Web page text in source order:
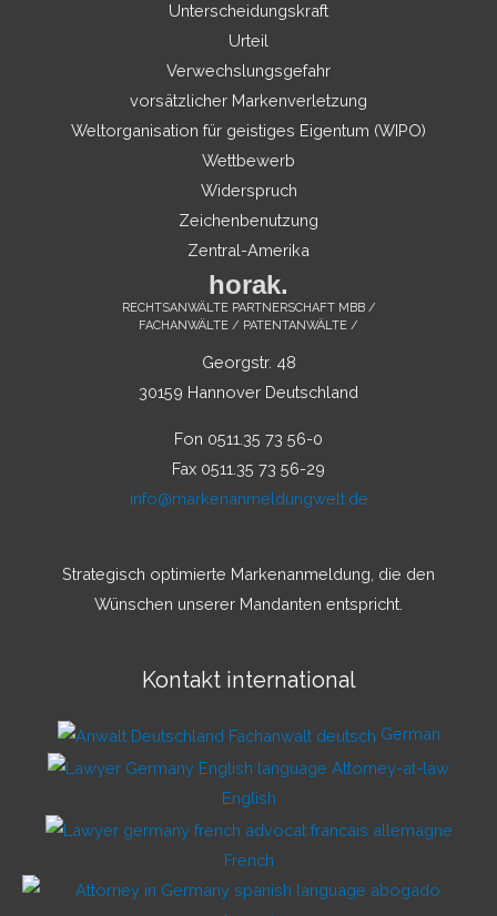
Unterscheidungskraft
Urteil
Verwechslungsgefahr
vorsätzlicher Markenverletzung
Weltorganisation für geistiges Eigentum (WIPO)
Wettbewerb
Widerspruch
Zeichenbenutzung
Zentral-Amerika
horak.
RECHTSANWÄLTE PARTNERSCHAFT MBB /
FACHANWÄLTE / PATENTANWÄLTE /
Georgstr. 48
30159 Hannover Deutschland
Fon 0511.35 73 56-0
Fax 0511.35 73 56-29
info@markenanmeldungwelt.de
Strategisch optimierte Markenanmeldung, die den
Wünschen unserer Mandanten entspricht.
Kontakt international
German
English
French